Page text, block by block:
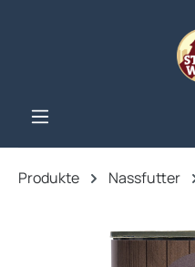
Produkte Nassfutter